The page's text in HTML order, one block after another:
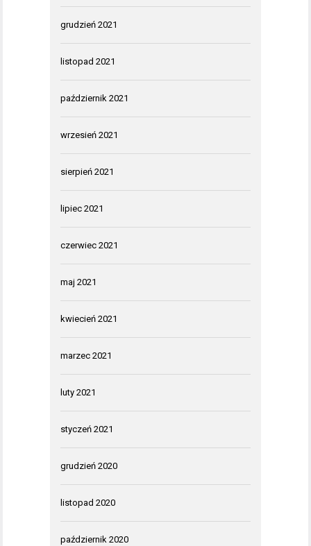
grudzień 2021
listopad 2021
październik 2021
wrzesień 2021
sierpień 2021
lipiec 2021
czerwiec 2021
maj 2021
kwiecień 2021
marzec 2021
luty 2021
styczeń 2021
grudzień 2020
listopad 2020
październik 2020